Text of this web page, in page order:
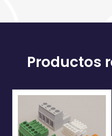
Productos